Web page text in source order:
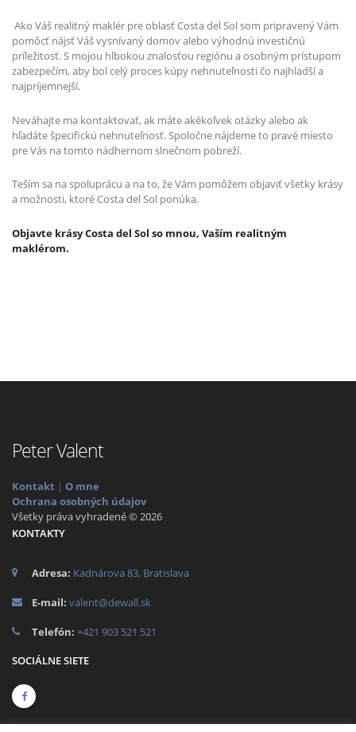
Ako Váš realitný maklér pre oblasť Costa del Sol som pripravený Vám
pomôcť nájsť Váš vysnívaný domov alebo výhodnú investičnú
príležitosť. S mojou hlbokou znalosťou regiónu a osobným prístupom
zabezpečím, aby bol celý proces kúpy nehnuteľnosti čo najhladší a
najpríjemnejší.
Neváhajte ma kontaktovať, ak máte akékoľvek otázky alebo ak
hľadáte špecifickú nehnuteľnosť. Spoločne nájdeme to pravé miesto
pre Vás na tomto nádhernom slnečnom pobreží.
Teším sa na spoluprácu a na to, že Vám pomôžem objaviť všetky krásy
a možnosti, ktoré Costa del Sol ponúka.
Objavte krásy Costa del Sol so mnou, Vaším realitným
maklérom.
Peter Valent
Kontakt | O mne
Ochrana osobných údajov
Všetky práva vyhradené © 2026
KONTAKTY
Adresa: Kadnárova 83, Bratislava
E-mail: valent@dewall.sk
Telefón: +421 903 521 521
SOCIÁLNE SIETE